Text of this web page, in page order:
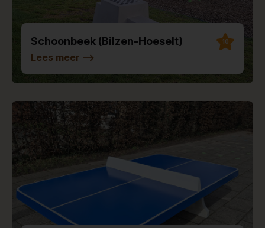
Schoonbeek (Bilzen-Hoeselt) 10
Lees meer -->